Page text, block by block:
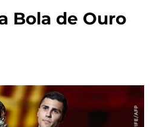
Bola de Ouro